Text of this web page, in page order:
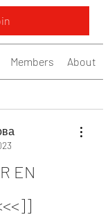
Members About
EN